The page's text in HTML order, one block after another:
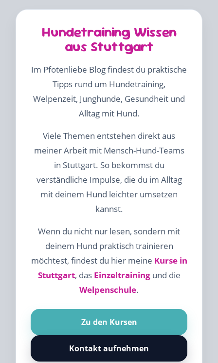
Hundetraining Wissen
aus Stuttgart
Im Pfotenliebe Blog findest du praktische
Tipps rund um Hundetraining,
Welpenzeit, Junghunde, Gesundheit und
Alltag mit Hund.
Viele Themen entstehen direkt aus
meiner Arbeit mit Mensch-Hund-Teams
in Stuttgart. So bekommst du
verständliche Impulse, die du im Alltag
mit deinem Hund leichter umsetzen
kannst.
Wenn du nicht nur lesen, sondern mit
deinem Hund praktisch trainieren
möchtest, findest du hier meine Kurse in
Stuttgart, das Einzeltrainingund die
Welpenschule.
Zu den Kursen
Kontakt aufnehmen